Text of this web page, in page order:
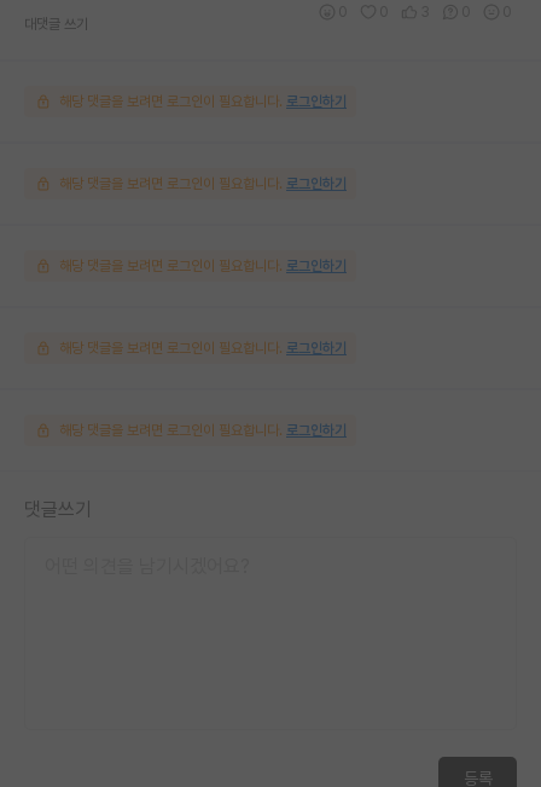
대댓글 쓰기
해당 댓글을 보려면 로그인이 필요합니다. 로그인하기
해당 댓글을 보려면 로그인이 필요합니다. 로그인하기
해당 댓글을 보려면 로그인이 필요합니다. 로그인하기
해당 댓글을 보려면 로그인이 필요합니다. 로그인하기
해당 댓글을 보려면 로그인이 필요합니다. 로그인하기
댓글쓰기
등록